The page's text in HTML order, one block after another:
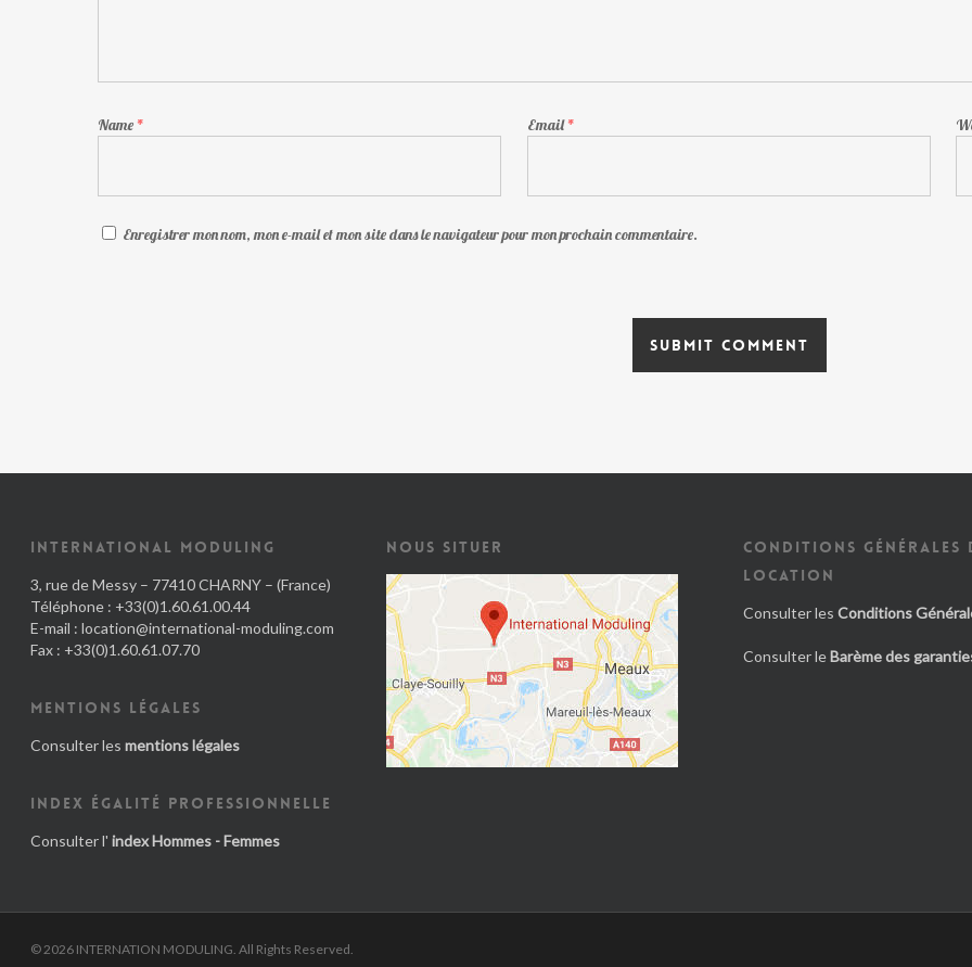
Name * Email*
Enregistrer mon nom, mon e-mail et mon site dans le navigateur pour mon prochain commentaire.
INTERNATIONAL MODULING
3, rue de Messy – 77410 CHARNY – (France)
Téléphone : +33(0)1.60.61.00.44
E-mail : location@international-moduling.com
Fax : +33(0)1.60.61.07.70
MENTIONS LÉGALES
Consulter les mentions légales
INDEX ÉGALITÉ PROFESSIONNELLE
Consulter l' index Hommes - Femmes
NOUS SITUER
CONDITIONS GÉNÉRALES
LOCATION
Consulter les Conditions
Consulter leBarème des
© 2026 INTERNATION MODULING. All Rights Reserved.